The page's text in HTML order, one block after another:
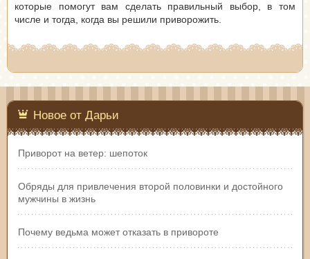
которые помогут вам сделать правильный выбор, в том
числе и тогда, когда вы решили приворожить.
Новое от Дарьи
Приворот на ветер: шепоток
Обряды для привлечения второй половинки и достойного
мужчины в жизнь
Почему ведьма может отказать в привороте